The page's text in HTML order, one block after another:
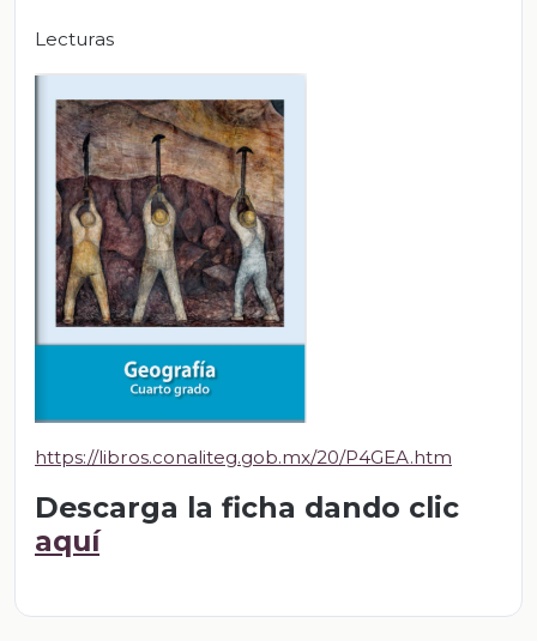
Lecturas
https://libros.conaliteg.gob.mx/20/P4GEA.htm
Descarga la ficha dando clic
aquí